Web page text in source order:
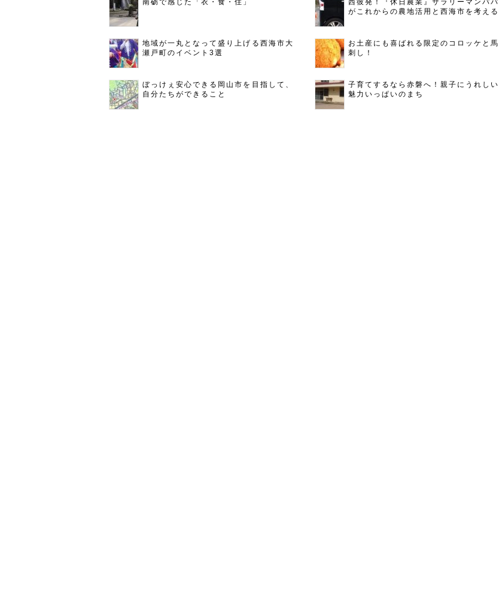
南砺で感じた「衣・食・住」
西彼発！『休日農業』サラリーマンパパ
がこれからの農地活用と西海市を考える
地域が一丸となって盛り上げる西海市大
瀬戸町のイベント3選
お土産にも喜ばれる限定のコロッケと馬
刺し！
ぼっけぇ安心できる岡山市を目指して、
自分たちができること
子育てするなら赤磐へ！親子にうれしい
魅力いっぱいのまち